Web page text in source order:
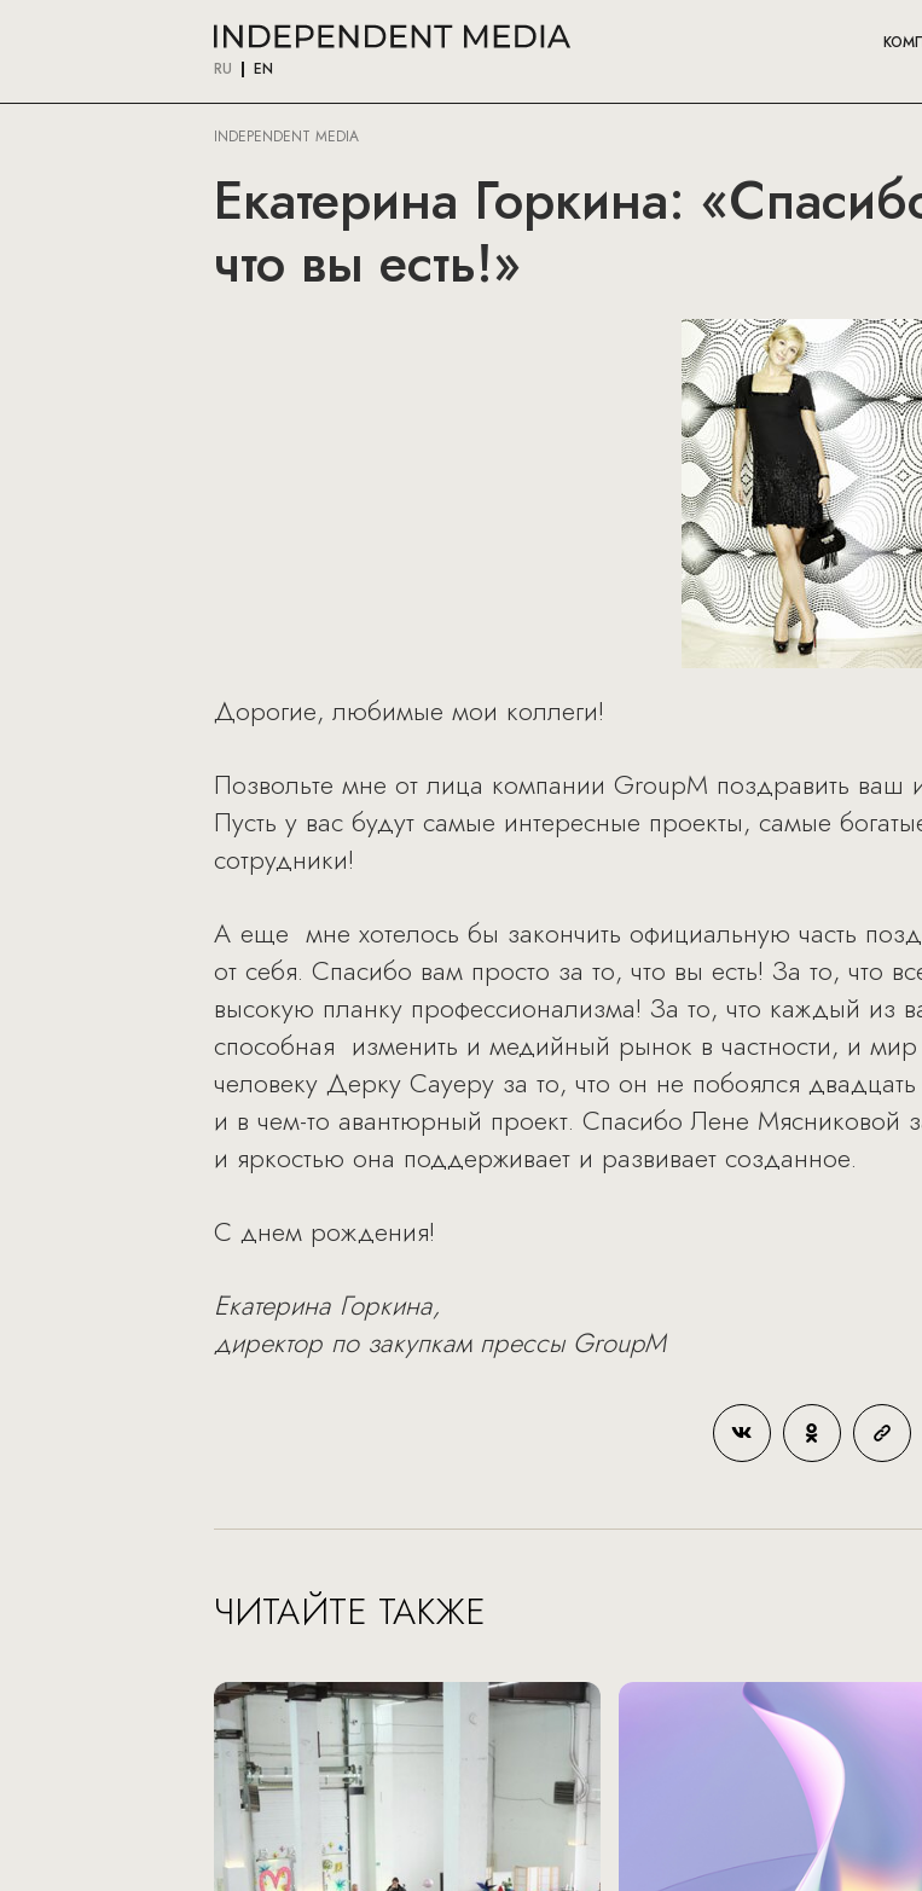
RU EN
INDEPENDENT MEDIA
Екатерина Горкина:
что вы есть!»
Дорогие, любимые мои коллеги!
Позвольте мне от лица компании GroupM поздравить ваш
Пусть у вас будут самые интересные проекты, самые
сотрудники!
А еще мне хотелось бы закончить официальную часть
от себя. Спасибо вам просто за то, что вы есть! За то, что
высокую планку профессионализма! За то, что каждый из
способная изменить и медийный рынок в частности, и
человеку Дерку Сауеру за то, что он не побоялся
и в чем-то авантюрный проект. Спасибо Лене Мясниковой
и яркостью она поддерживает и развивает созданное.
С днем рождения!
Екатерина Горкина,
директор по закупкам прессы GroupM
ЧИТАЙТЕ ТАКЖЕ